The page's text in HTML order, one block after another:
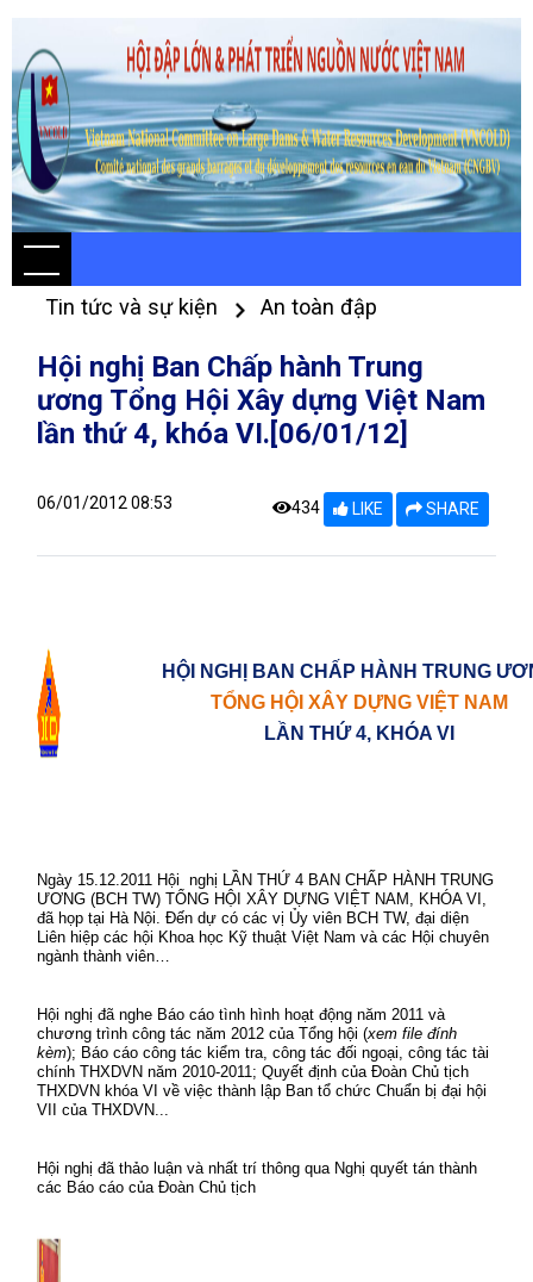
Tin tức và sự kiện An toàn đập
Hội nghị Ban Chấp hành Trung
ương Tổng Hội Xây dựng Việt Nam
lần thứ 4, khóa VI.[06/01/12]
06/01/2012 08:53 434 LIKE SHARE
HỘI NGHỊ BAN CHẤP HÀNH TRUNG
TỔNG HỘI XÂY DỰNG VIỆT NAM
LẦN THỨ 4, KHÓA VI
Ngày 15.12.2011 Hội nghị LẦN THỨ 4 BAN CHẤP HÀNH TRUNG
ƯƠNG (BCH TW) TỔNG HỘI XÂY DỰNG VIỆT NAM, KHÓA VI,
đã họp tại Hà Nội. Đến dự có các vị Ủy viên BCH TW, đại diện
Liên hiệp các hội Khoa học Kỹ thuật Việt Nam và các Hội chuyên
ngành thành viên…
Hội nghị đã nghe Báo cáo tình hình hoạt động năm 2011 và
chương trình công tác năm 2012 của Tổng hội (xem file đính
kèm); Báo cáo công tác kiểm tra, công tác đối ngoại, công tác tài
chính THXDVN năm 2010-2011; Quyết định của Đoàn Chủ tịch
THXDVN khóa VI về việc thành lập Ban tổ chức Chuẩn bị đại hội
VII của THXDVN...
Hội nghị đã thảo luận và nhất trí thông qua Nghị quyết tán thành
các Báo cáo của Đoàn Chủ tịch